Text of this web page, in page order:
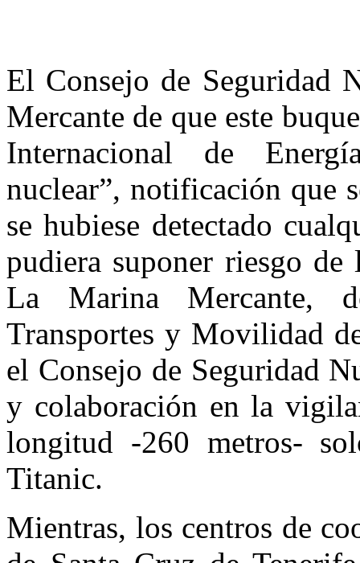
El Consejo de Seguridad
Mercante de que este
Internacional de
nuclear”, notificación que
se hubiese detectado
pudiera suponer riesgo
La Marina Mercante,
Transportes y Movilidad
el Consejo de Seguridad
y colaboración en la
longitud -260 metros-
Titanic.
Mientras, los centros de